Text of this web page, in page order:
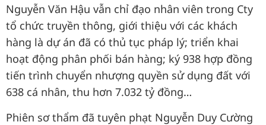
Nguyễn Văn Hậu vẫn chỉ đạo nhân viên trong Cty
tổ chức truyền thông, giới thiệu với các khách
hàng là dự án đã có thủ tục pháp lý; triển khai
hoạt động phân phối bán hàng; ký 938 hợp đồng
tiến trình chuyển nhượng quyền sử dụng đất với
638 cá nhân, thu hơn 7.032 tỷ đồng…
Phiên sơ thẩm đã tuyên phạt Nguyễn Duy Cường